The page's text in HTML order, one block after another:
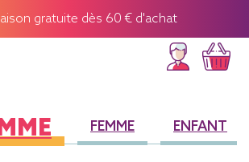
gratuite dès 60 € d'achat
FEMME ENFANT